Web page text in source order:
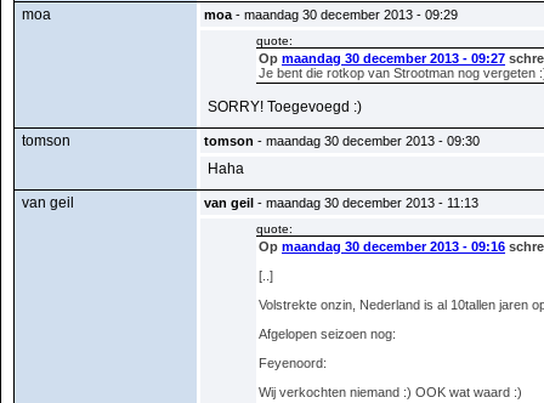
moa
moa - maandag 30 december 2013 - 09:29
quote:
Op maandag 30 december 2013 - 09:27
Je bent die rotkop van Strootman nog vergeten
SORRY! Toegevoegd :)
tomson
tomson - maandag 30 december 2013 - 09:30
Haha
van geil
van geil - maandag 30 december 2013 - 11:13
quote:
Op maandag 30 december 2013 - 09:16
[..]
Volstrekte onzin, Nederland is al 10tallen jaren
Afgelopen seizoen nog:
Feyenoord:
Wij verkochten niemand :) OOK wat waard :)